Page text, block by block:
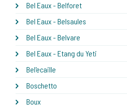
Bel Eaux - Belforet
Bel Eaux - Belsaules
Bel Eaux - Belvare
Bel Eaux - Etang du Yeti
Bel'ecaille
Boschetto
Boux